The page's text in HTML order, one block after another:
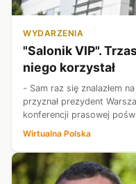
WYDARZENIA
"Salonik VIP".
niego korzystał
- Sam raz się znalazłem
przyznał prezydent
konferencji prasowej
Wirtualna Polska